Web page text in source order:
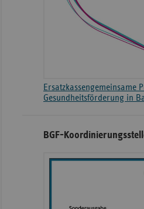
Ersatzkassengemeinsame
Gesundheitsförderung in
BGF-